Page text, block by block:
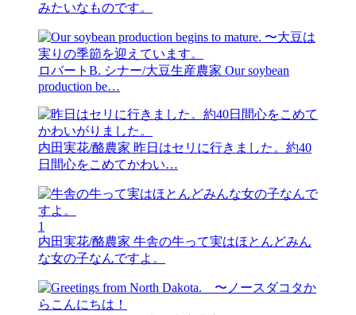
みたいなものです。
ロバートB. シナー/大豆生産農家 Our soybean
production be…
内田実花/酪農家 昨日はセリに行きました。約40
日間心をこめてかわい…
1
内田実花/酪農家 牛舎の牛って実はほとんどみん
な女の子なんですよ。